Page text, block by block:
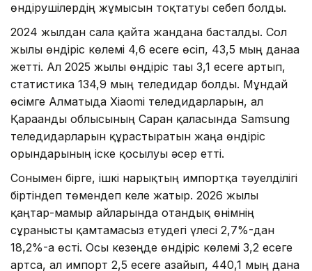
өндірушілердің жұмысын тоқтатуы себеп болды.
2024 жылдан сала қайта жандана басталды. Сол
жылы өндіріс көлемі 4,6 есеге өсіп, 43,5 мың данаға
жетті. Ал 2025 жылы өндіріс тағы 3,1 есеге артып,
статистика 134,9 мың теледидар болды. Мұндай
өсімге Алматыда Xiaomi теледидарларын, ал
Қарағанды облысының Саран қаласында Samsung
теледидарларын құрастыратын жаңа өндіріс
орындарының іске қосылуы әсер етті.
Сонымен бірге, ішкі нарықтың импортқа тәуелділігі
біртіндеп төмендеп келе жатыр. 2026 жылы
қаңтар-мамыр айларында отандық өнімнің
сұранысты қамтамасыз етудегі үлесі 2,7%-дан
18,2%-ға өсті. Осы кезеңде өндіріс көлемі 3,2 есеге
артса, ал импорт 2,5 есеге азайып, 440,1 мың дана